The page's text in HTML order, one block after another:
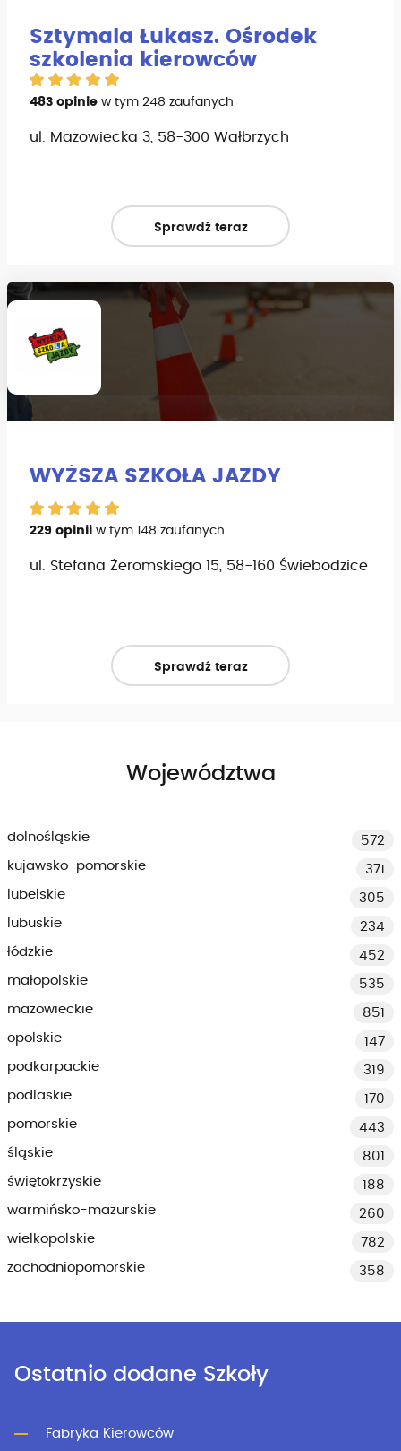
Sztymala Łukasz. Ośrodek
szkolenia kierowców
483 opinie w tym 248 zaufanych
ul. Mazowiecka 3, 58-300 Wałbrzych
Sprawdź teraz
WYŻSZA SZKOŁA JAZDY
229 opinii w tym 148 zaufanych
ul. Stefana Żeromskiego 15, 58-160 Świebodzice
Sprawdź teraz
Województwa
dolnośląskie
572
kujawsko-pomorskie
371
lubelskie
305
lubuskie
234
łódzkie
452
małopolskie
535
mazowieckie
851
opolskie
147
podkarpackie
319
podlaskie
170
pomorskie
443
śląskie
801
świętokrzyskie
188
warmińsko-mazurskie
260
wielkopolskie
782
zachodniopomorskie
358
Ostatnio dodane Szkoły
Fabryka Kierowców